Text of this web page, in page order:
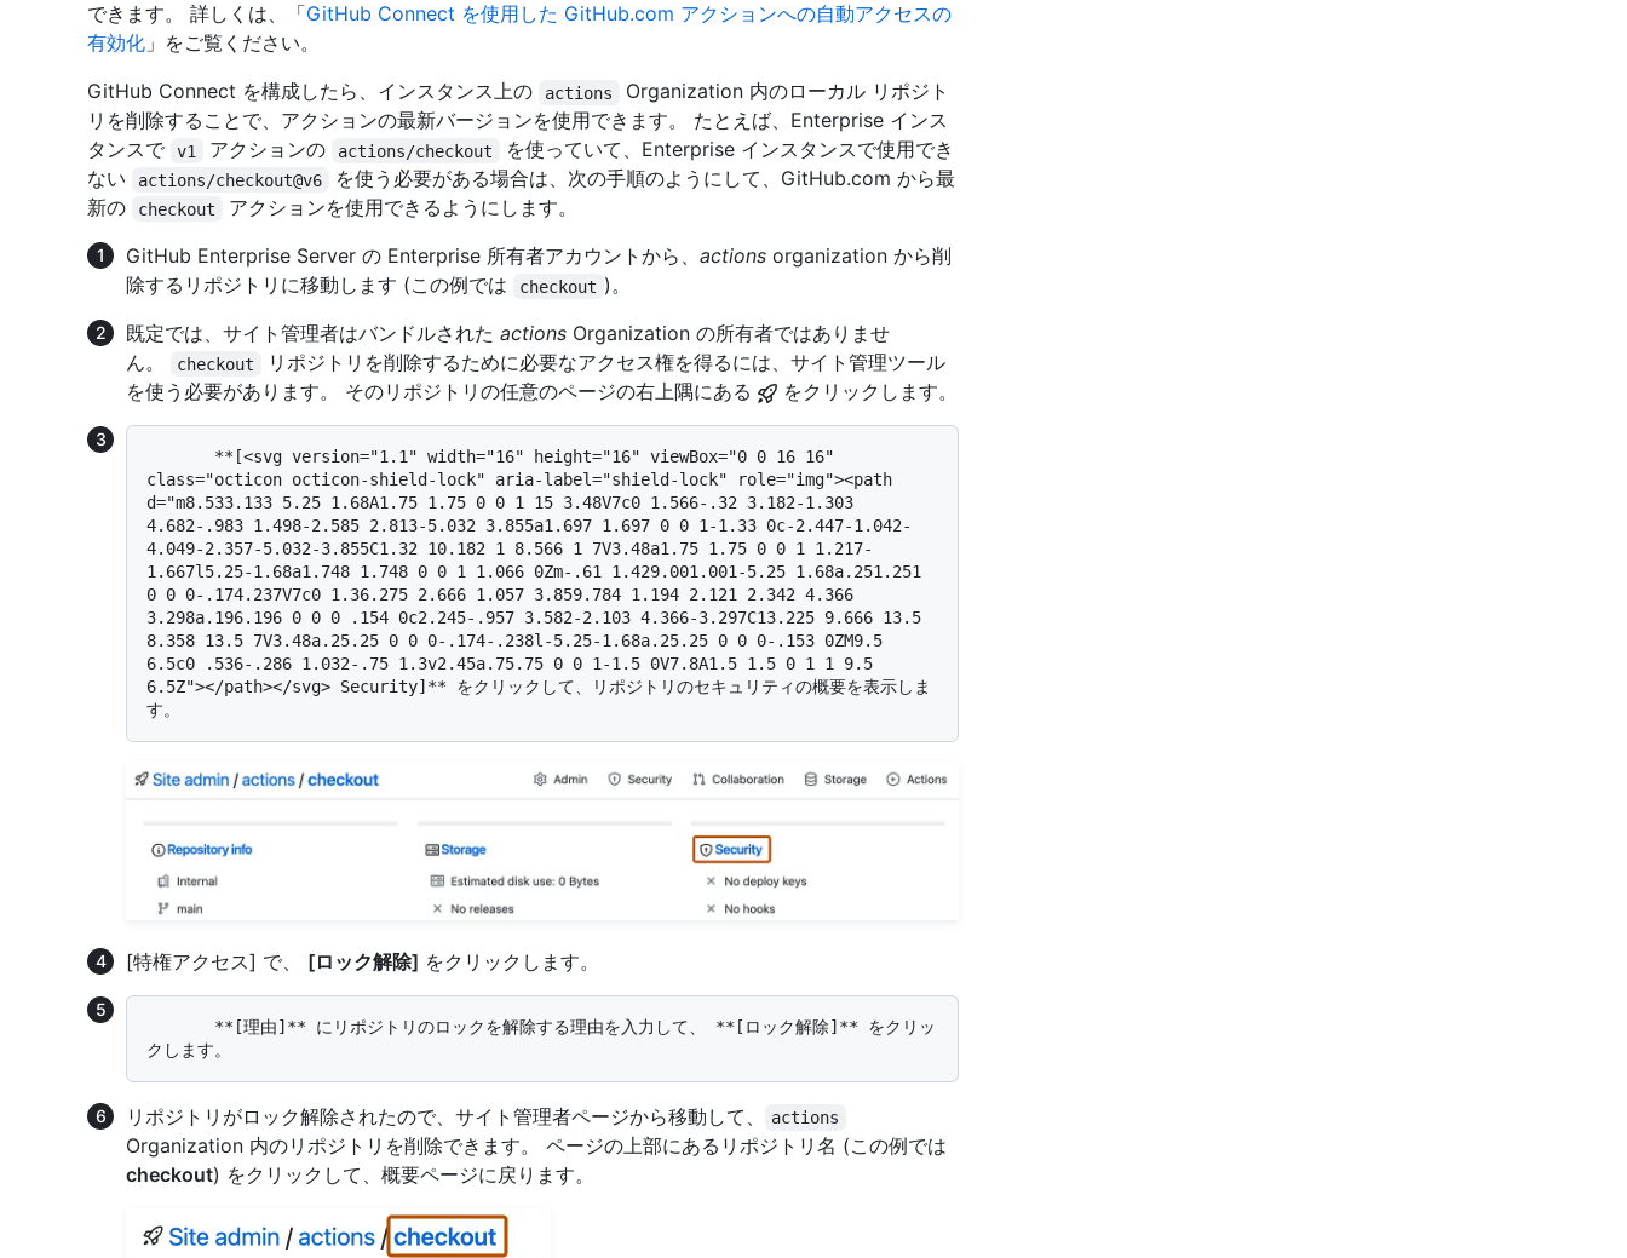
できます。 詳しくは、「GitHub Connect を使用した GitHub.com アクションへの自動アクセスの
有効化 」をご覧ください。
GitHub Connect を構成したら、インスタンス上の
actions
Organization 内のローカル リポジト
リを削除することで、アクションの最新バージョンを使用できます。 たとえば、Enterprise インス
タンスで
v1 アクションの actions/checkout
を使っていて、Enterprise インスタンスで使用でき
ない
actions/checkout@v6
を使う必要がある場合は、次の手順のようにして、GitHub.com から最
新の
checkout
アクションを使用できるようにします。
GitHub Enterprise Server の Enterprise 所有者アカウントから、 actions organization から削
除するリポジトリに移動します (この例では
checkout )。
既定では、サイト管理者はバンドルされた actions Organization の所有者ではありませ
ん。
checkout
リポジトリを削除するために必要なアクセス権を得るには、サイト管理ツール
を使う必要があります。 そのリポジトリの任意のページの右上隅にある
をクリックします。
class="octicon octicon-shield-lock" aria-label="shield-lock" role="img"><path
d="m8.533.133 5.25 1.68A1.75 1.75 0 0 1 15 3.48V7c0 1.566-.32 3.182-1.303
4.682-.983 1.498-2.585 2.813-5.032 3.855a1.697 1.697 0 0 1-1.33 0c-2.447-1.042-
4.049-2.357-5.032-3.855C1.32 10.182 1 8.566 1 7V3.48a1.75 1.75 0 0 1 1.217-
1.667l5.25-1.68a1.748 1.748 0 0 1 1.066 0Zm-.61 1.429.001.001-5.25 1.68a.251.251
0 0 0-.174.237V7c0 1.36.275 2.666 1.057 3.859.784 1.194 2.121 2.342 4.366
3.298a.196.196 0 0 0 .154 0c2.245-.957 3.582-2.103 4.366-3.297C13.225 9.666 13.5
8.358 13.5 7V3.48a.25.25 0 0 0-.174-.238l-5.25-1.68a.25.25 0 0 0-.153 0ZM9.5
6.5c0 .536-.286 1.032-.75 1.3v2.45a.75.75 0 0 1-1.5 0V7.8A1.5 1.5 0 1 1 9.5
6.5Z"></path></svg> Security]** をクリックして、リポジトリのセキュリティの概要を表示しま
[特権アクセス] で、 [ロック解除] をクリックします。
リポジトリがロック解除されたので、サイト管理者ページから移動して、 actions
Organization 内のリポジトリを削除できます。 ページの上部にあるリポジトリ名 (この例では
checkout) をクリックして、概要ページに戻ります。